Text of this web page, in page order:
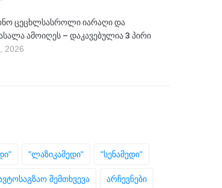
ცეცხლსასროლი იარაღი და
ამოიღეს – დაკავებულია 3 პირი
2026
"ლაზიკამედი" "სენამედი"
შემთხვევა არჩევნები